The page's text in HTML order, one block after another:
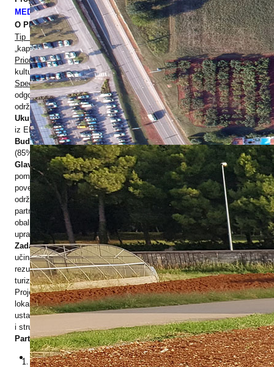
ERASMUS+
HyPro4ST
DIGIAGRI
GreenTea
CIRCOLIVE
MEDITERAN (MED)
O PROJEKTU
Tip projekta:Multi-modularni projekt koji kombinira „testiranje” i
„kapitalizaciju”
Prioritetna os 3.Zaštita i promicanje mediteranskih prirodnih i
kulturnih resursa
Specifičan cilj 3.1.Promicanje razvoja politika za održivo i
odgovorno upravljanje prirodnim resursima i kulturnom baštinom kroz
održiv i odgovoran obalni i pomorski turizam na području Mediterana
Ukupni budžet projekta:2.650.000,00 €od toga je 2.250.000,00 €
iz ERDF fonda (85%)
Budžet IPTPO-a:300.000,00 €od toga 255.000,00 € iz ERDF fonda
(85%)
Glavni cilj projektaje potaknuti održivost i odgovornost u
pomorskom i obalnom turizmu. Realizacijom projekta nastoji se
povećati znanja te poticati socijalni dijalog u pogledu razvoja
održivog i odgovornog pomorskog i obalnog turizma u svakoj regiji
partnera radi donošenja boljih odluka i planiranja u pomorskom i
obalnom turizmu na razini odredišta te na razini transnacionalnog
upravljanja u MED području.
Zadatak projekta je uspostaviti sustav pokazatelja za mjerenje
učinaka turizma u obalnim i priobalnim područjima te koristiti
rezultate za planiranje, praćenje i kreiranje politika održivog razvoja
turizma.
Projekt okuplja konzorcij regionalnih vlasti i njihove mreže, udruženja
lokalnih vlasti, teritorijalne razvojne agencije, visokoškolske
ustanove i istraživačke centre, koji imaju odgovarajuće kompetencije
i stručnosti u pomorskom i obalnom turizmu u MED području.
Partneri u projektu:
Region of Tuscany (Italia)